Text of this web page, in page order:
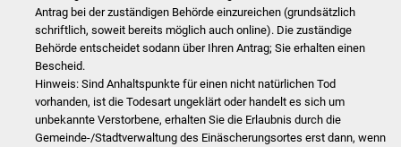
Ortsentwicklung
Presse
Bürger & Service
Was erledige ich wo
Antrag bei der zuständigen Behörde einzureichen (grundsätzlich
schriftlich, soweit bereits möglich auch online). Die zuständige
Behörde entscheidet sodann über Ihren Antrag; Sie erhalten einen
Bescheid.
Hinweis: Sind Anhaltspunkte für einen nicht natürlichen Tod
vorhanden, ist die Todesart ungeklärt oder handelt es sich um
unbekannte Verstorbene, erhalten Sie die Erlaubnis durch die
Gemeinde-/Stadtverwaltung des Einäscherungsortes erst dann, wenn